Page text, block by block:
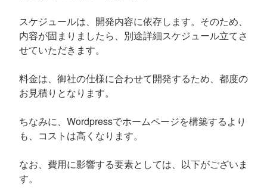
スケジュールは、開発内容に依存します。そのため、
内容が固まりましたら、別途詳細スケジュール立てさ
せていただきます。
料金は、御社の仕様に合わせて開発するため、都度の
お見積りとなります。
ちなみに、Wordpressでホームページを構築するより
も、コストは高くなります。
なお、費用に影響する要素としては、以下がございま
す。